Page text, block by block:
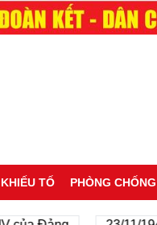
TỐ PHÒNG